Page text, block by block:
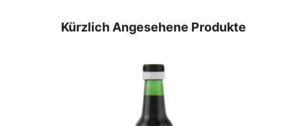
Kürzlich Angesehene Produkte